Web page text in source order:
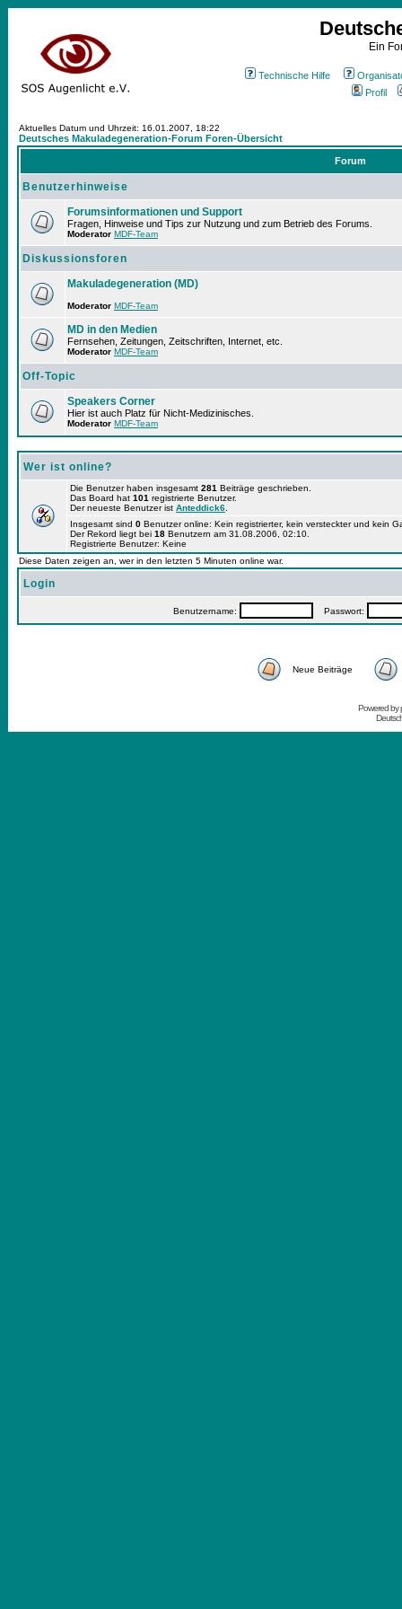
Ein
Technische Hilfe
Profil
Aktuelles Datum und Uhrzeit: 16.01.2007, 18:22
Deutsches Makuladegeneration-Forum Foren-Übersicht
Forum
Benutzerhinweise
Forumsinformationen und Support
Fragen, Hinweise und Tips zur Nutzung und zum Betrieb des Forums.
Moderator MDF-Team
Diskussionsforen
Makuladegeneration (MD)
Moderator MDF-Team
MD in den Medien
Fernsehen, Zeitungen, Zeitschriften, Internet, etc.
Moderator MDF-Team
Off-Topic
Speakers Corner
Hier ist auch Platz für Nicht-Medizinisches.
Moderator MDF-Team
Wer ist online?
Die Benutzer haben insgesamt 281 Beiträge geschrieben.
Das Board hat 101 registrierte Benutzer.
Der neueste Benutzer ist Anteddick6
Insgesamt sind 0 Benutzer online: Kein registrierter, kein versteckter und kein
Der Rekord liegt bei 18 Benutzern am 31.08.2006, 02:10.
Registrierte Benutzer: Keine
Diese Daten zeigen an, wer in den letzten 5 Minuten online war.
Login
Benutzername: Passwort:
Neue Beiträge
Powered by